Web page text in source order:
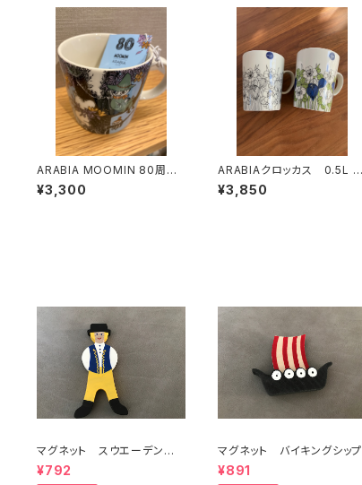
ARABIA MOOMIN 80周年
記念バックスタンプ
¥3,300
ARABIAクロッカス 0.5L マ
グ グリーン
¥3,850
マグネット スウエーデン
男の子
¥792
マグネット バイキングシップ
¥891